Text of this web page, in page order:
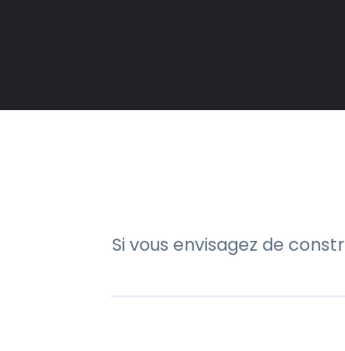
Si vous envisagez de